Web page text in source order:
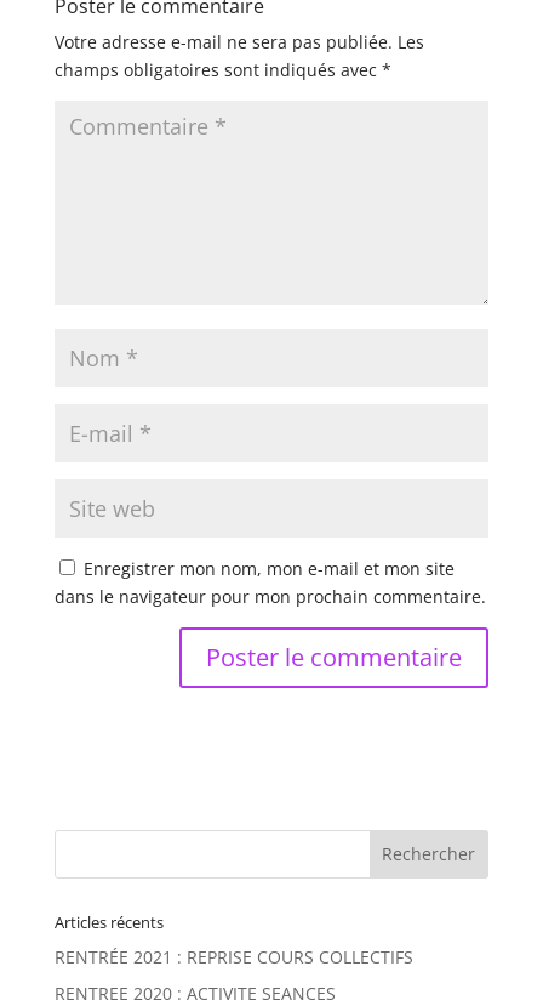
Poster le commentaire
Votre adresse e-mail ne sera pas publiée. Les
champs obligatoires sont indiqués avec *
Enregistrer mon nom, mon e-mail et mon site
dans le navigateur pour mon prochain commentaire.
Articles récents
RENTRÉE 2021 : REPRISE COURS COLLECTIFS
RENTREE 2020 : ACTIVITE SEANCES